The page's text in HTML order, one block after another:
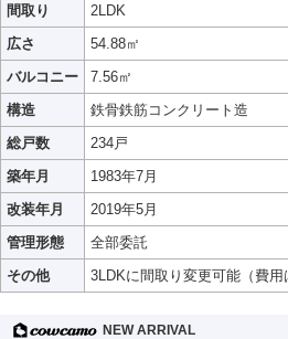
間取り
2LDK
広さ
54.88㎡
バルコニー
7.56㎡
構造
鉄骨鉄筋コンクリート造
総戸数
234戸
築年月
1983年7月
改装年月
2019年5月
管理形態
全部委託
その他
3LDKに間取り変更可能（費用
NEW ARRIVAL